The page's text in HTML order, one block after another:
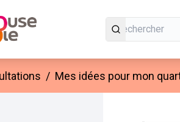
/ Mes idées pour mon
Passer la carte